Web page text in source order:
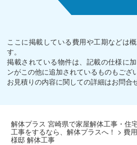
ここに掲載している費用や工期などは
す。
掲載されている物件は、記載の仕様に
ンがこの他に追加されているものもござ
お見積りの内容に関しての詳細はお問合
解体プラス 宮崎県で家屋解体工事・住
工事をするなら、解体プラスへ！ > 費
様邸 解体工事